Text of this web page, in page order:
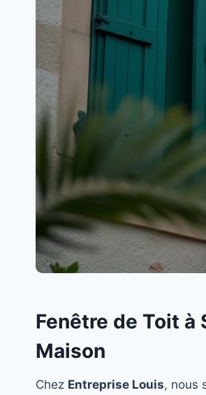
Fenêtre de Toit
Maison
Chez Entreprise Louis, nous